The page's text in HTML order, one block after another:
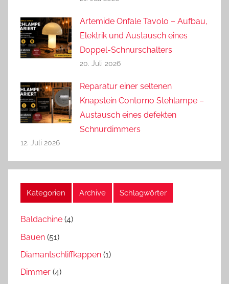
Artemide Onfale Tavolo – Aufbau,
Elektrik und Austausch eines
Doppel-Schnurschalters
20. Juli 2026
Reparatur einer seltenen
Knapstein Contorno Stehlampe –
Austausch eines defekten
Schnurdimmers
12. Juli 2026
Kategorien Archive Schlagwörter
Baldachine (4)
Bauen (51)
Diamantschliffkappen (1)
Dimmer (4)